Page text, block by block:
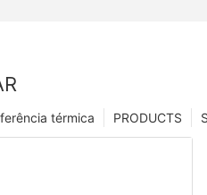
PRODUCTS
térmica